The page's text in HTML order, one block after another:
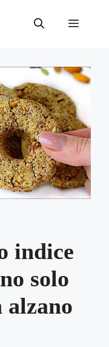
Menu
indice
solo
alzano